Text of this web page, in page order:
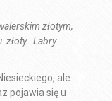
złotym,
złoty. Labry
ale
pojawia się u